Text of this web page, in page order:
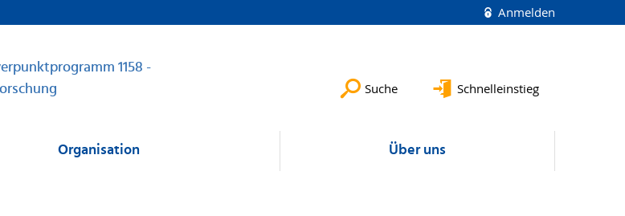
Anmelden
1158 -
Suche Schnelleinstieg
Organisation Über uns